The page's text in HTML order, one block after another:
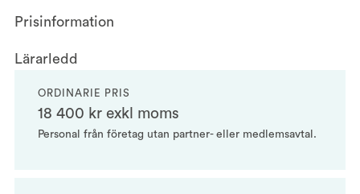
Prisinformation
Lärarledd
ORDINARIE PRIS
18 400 kr exkl moms
Personal från företag utan partner- eller medlemsavtal.